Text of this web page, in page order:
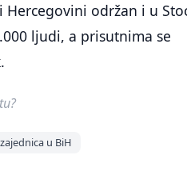
održan i u
ljudi, a prisutnima se
u BiH